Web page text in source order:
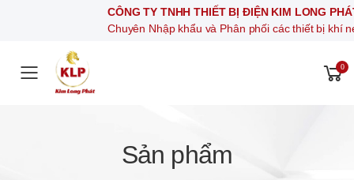
CÔNG TY TNHH THIẾT BỊ ĐIỆN KIM LONG PHÁT
Chuyên Nhập khẩu và Phân phối các thiết bị khí nén, thiết
Toggle mobile menu
0
Sản phẩm